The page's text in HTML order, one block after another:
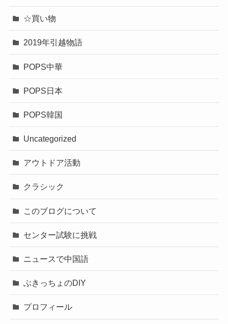
☆買い物
2019年引越物語
POPS中華
POPS日本
POPS韓国
Uncategorized
アウトドア活動
クラシック
このブログについて
センター試験に挑戦
ニュースで中国語
ぶきっちょのDIY
プロフィール